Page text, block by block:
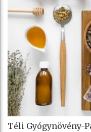
Téli Gyógynövény-